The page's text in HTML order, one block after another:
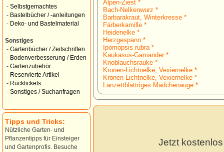
- Selbstgemachtes
- Bastelbücher / -anleitungen
- Deko- und Bastelmaterial
Sonstiges
- Gartenbücher / Zeitschriften
- Bodenverbesserung / Erden
- Gartenzubehör
- Reservierte Artikel
- Rücktickets
- Sonstiges / Suchanfragen
Tipps und Tricks:
Nützliche Garten- und
Pflanzentipps für Einsteiger
und Gartenprofis. Besuche
Alpen-Ziest *
Bach-Nelkenwurz *
Barbarakraut, Winterkresse *
Färberkamille *
Heidenelke *
Herzgespann *
Ipomopsis rubra *
Kaukasus-Gamander *
Knoblauchsrauke *
Kronen-Lichtnelke, Vexiernelke *
Kronen-Lichtnelke, Vexiernelke *
Lanzettblättriges Mädchenauge *
Jetzt